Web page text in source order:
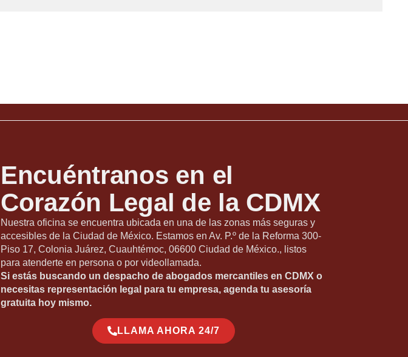
Encuéntranos en el
Corazón Legal de la CDMX
Nuestra oficina se encuentra ubicada en una de las zonas más seguras y
accesibles de la Ciudad de México. Estamos en Av. P.º de la Reforma 300-
Piso 17, Colonia Juárez, Cuauhtémoc, 06600 Ciudad de México., listos
para atenderte en persona o por videollamada.
Si estás buscando un despacho de abogados mercantiles en CDMX o
necesitas representación legal para tu empresa, agenda tu asesoría
gratuita hoy mismo.
LLAMA AHORA 24/7